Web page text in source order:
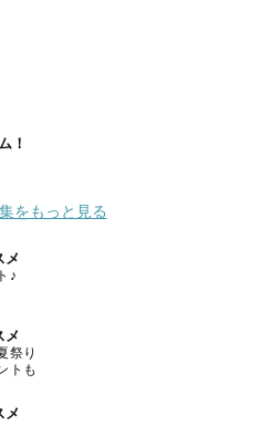
！
をもっと見る
メ
♪
メ
祭り
トも
メ